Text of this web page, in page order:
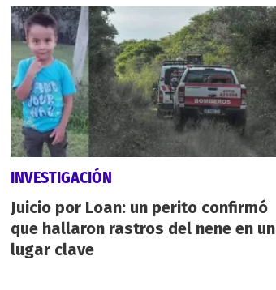
INVESTIGACIÓN
Juicio por Loan: un perito confirmó
que hallaron rastros del nene en un
lugar clave